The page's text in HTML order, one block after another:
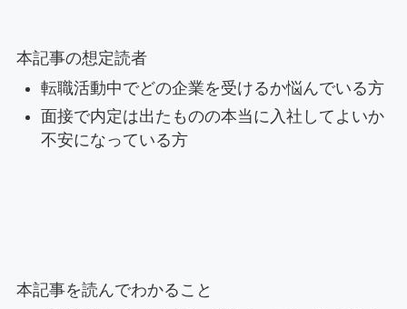
本記事の想定読者
転職活動中でどの企業を受けるか悩んでいる方
面接で内定は出たものの本当に入社してよいか
不安になっている方
本記事を読んでわかること